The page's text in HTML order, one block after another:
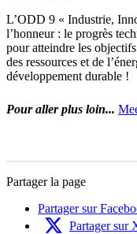
L’ODD 9 « Industrie,
l’honneur : le progrès
pour atteindre les
des ressources et de
développement durable !
Pour aller plus loin...
Partager la page
Partager sur
Partager sur